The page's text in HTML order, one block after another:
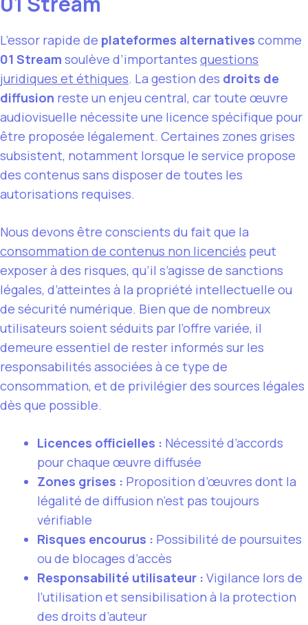
L’essor rapide de plateformes alternatives comme
01 Stream soulève d’importantes questions
juridiques et éthiques. La gestion des droits de
diffusion reste un enjeu central, car toute œuvre
audiovisuelle nécessite une licence spécifique pour
être proposée légalement. Certaines zones grises
subsistent, notamment lorsque le service propose
des contenus sans disposer de toutes les
autorisations requises.
Nous devons être conscients du fait que la
consommation de contenus non licenciés peut
exposer à des risques, qu’il s’agisse de sanctions
légales, d’atteintes à la propriété intellectuelle ou
de sécurité numérique. Bien que de nombreux
utilisateurs soient séduits par l’offre variée, il
demeure essentiel de rester informés sur les
responsabilités associées à ce type de
consommation, et de privilégier des sources légales
dès que possible.
Licences officielles : Nécessité d’accords
pour chaque œuvre diffusée
Zones grises : Proposition d’œuvres dont la
légalité de diffusion n’est pas toujours
vérifiable
Risques encourus : Possibilité de poursuites
ou de blocages d’accès
Responsabilité utilisateur : Vigilance lors de
l’utilisation et sensibilisation à la protection
des droits d’auteur